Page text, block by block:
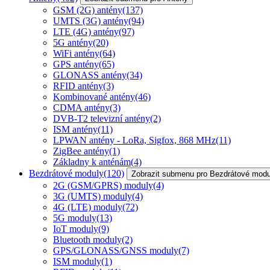
GSM (2G) antény(137)
UMTS (3G) antény(94)
LTE (4G) antény(97)
5G antény(20)
WiFi antény(64)
GPS antény(65)
GLONASS antény(34)
RFID antény(3)
Kombinované antény(46)
CDMA antény(3)
DVB-T2 televizní antény(2)
ISM antény(11)
LPWAN antény - LoRa, Sigfox, 868 MHz(11)
ZigBee antény(1)
Základny k anténám(4)
Bezdrátové moduly(120) Zobrazit submenu pro Bezdrátové
2G (GSM/GPRS) moduly(4)
3G (UMTS) moduly(4)
4G (LTE) moduly(72)
5G moduly(13)
IoT moduly(9)
Bluetooth moduly(2)
GPS/GLONASS/GNSS moduly(7)
ISM moduly(1)